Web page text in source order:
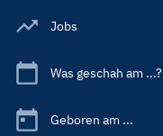
Jobs
Was geschah am ...?
Geboren am ...